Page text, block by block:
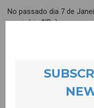
No passado dia 7 de
seminário “(Re)pensar o
Ciências Sociais e
objetivo promover o
mulher, bem como
Vítima de Violência